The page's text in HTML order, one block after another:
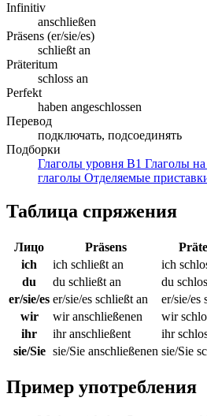
Infinitiv
anschließen
Präsens (er/sie/es)
schließt an
Präteritum
schloss an
Perfekt
haben angeschlossen
Перевод
подключать, подсоединять
Подборки
Глаголы уровня B1 Глаголы
глаголы Отделяемые
Таблица спряжения
Лицо Präsens
ich
ich schließt an
ich
du
du schließt an
du
er/sie/es er/sie/es schließt an
er/sie/es
wir
wir anschließenen
wir
ihr
ihr anschließent
ihr
sie/Sie sie/Sie anschließenen sie/Sie
Пример употребления